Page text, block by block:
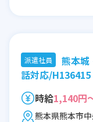
派遣社員
熊本城
話対応/H136415
時給1,140円
熊本県熊本市